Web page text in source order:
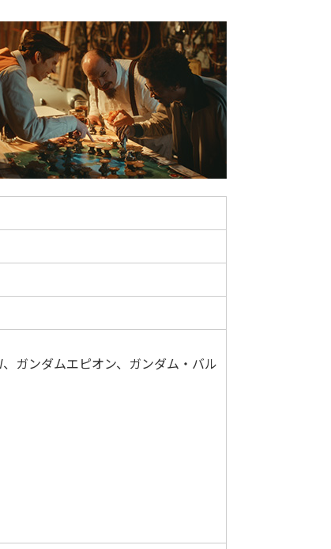
ガンダムエピオン、ガンダム・バル